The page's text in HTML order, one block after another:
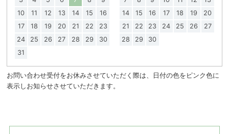
10
11 12 13 14 15
16
17
18 19 20 21 22
23
24
25 26 27 28 29
30
31
14
15 16 17 18 19
20
21
22 23 24 25 26
27
28
29 30
お問い合わせ受付をお休みさせていただく際は、日付の色をピンク色に
表示しお知らせさせていただきます。